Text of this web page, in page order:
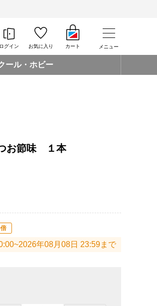
ログイン お気に入り カート メニュー
ール・ホビー
お節味 １本
年08月08日 23:59まで